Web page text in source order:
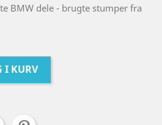
BMW dele - brugte stumper fra
I KURV